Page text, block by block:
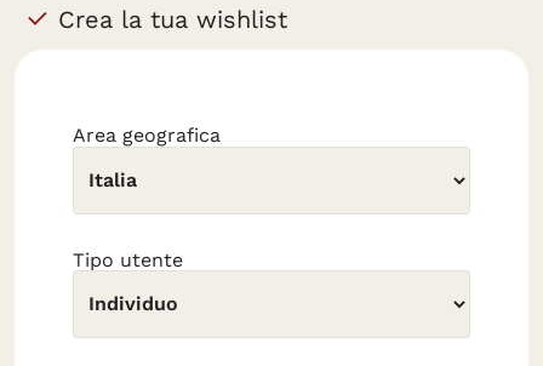
Crea la tua wishlist
Area geografica
Tipo utente